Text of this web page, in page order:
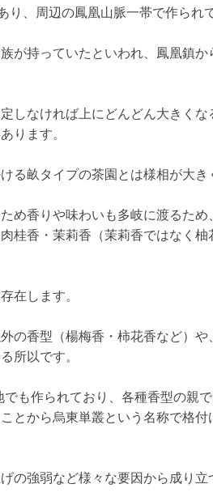
、周辺の鳳凰山脈一帯で作られ
が持っていたといわれ、鳳凰鎮か
しなければ上にどんどん大きくな
ります。
る畝タイプの茶園とは様相が大き
め香りや味わいも多岐に渡るため
桂香・茉莉香（茉莉香ではなく柚
在します。
の香型（楊梅香・柿花香など）や
所以です。
も作られており、各種香型の親
とから烏東単叢という名称で格付
の強弱など様々な要因から成り立